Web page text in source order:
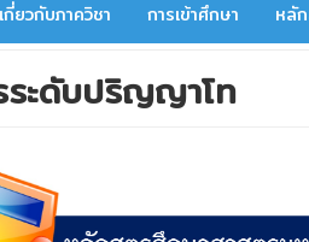
เกี่ยวกับภาควิชา การเข้าศึกษา หลั
ะดับปริญญาโท